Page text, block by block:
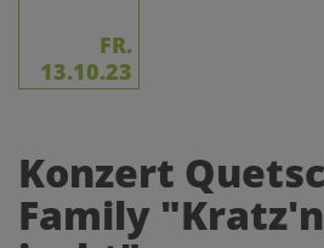
AA
A A A A A
FR.
13.10.23
Konzert
Family